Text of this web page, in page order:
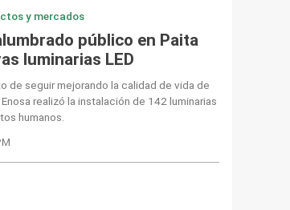
y mercados
público en Paita
luminarias LED
de seguir mejorando la calidad de vida de
realizó la instalación de 142 luminarias
humanos.